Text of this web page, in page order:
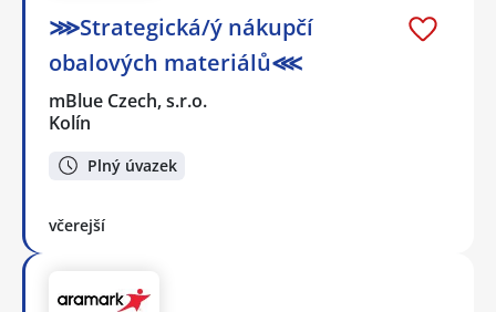
⋙Strategická/ý nákupčí
obalových materiálů⋘
mBlue Czech, s.r.o.
Kolín
Plný úvazek
včerejší